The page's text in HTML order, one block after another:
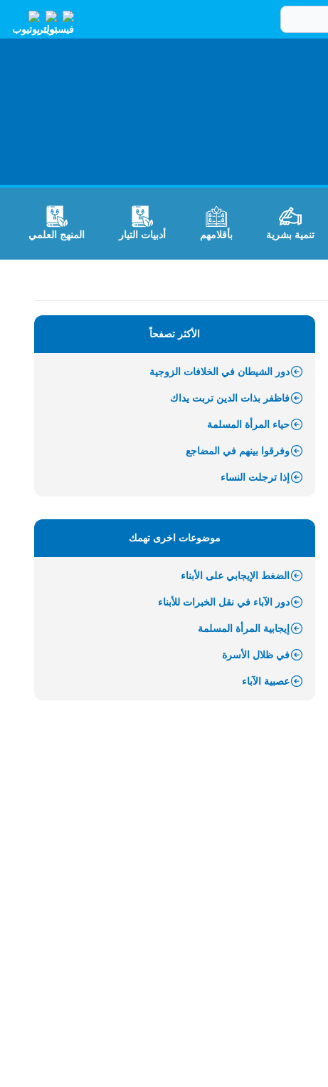
تنمية بشرية بأقلامهم أدبيات التيار المنهج العلمي
الأكثر تصفحاً
دور الشيطان في الخلافات الزوجية
فاظفر بذات الدين تربت يداك
حياء المرأة المسلمة
وفرقوا بينهم في المضاجع
إذا ترجلت النساء
موضوعات اخرى تهمك
الضغط الإيجابي على الأبناء
دور الآباء في نقل الخبرات للأبناء
إيجابية المرأة المسلمة
في ظلال الأسرة
عصبية الآباء